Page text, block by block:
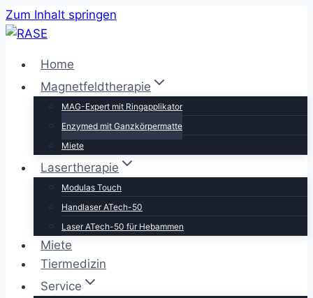
Zum Inhalt springen
Home
Magnetfeldtherapie
MAG-Expert mit Ringapplikator
Enzymed mit Ganzkörpermatte
Miete
Lasertherapie
Modulas Touch
Handlaser ATech-50
Laser ATech-50 für Hebammen
Miete
Tiermedizin
Service